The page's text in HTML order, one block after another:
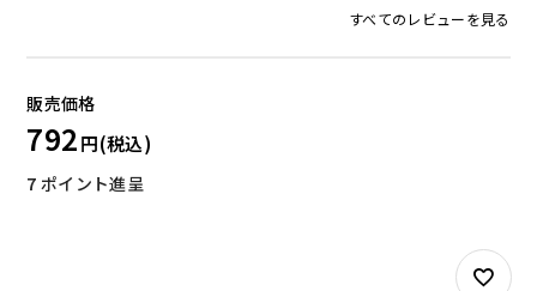
すべてのレビューを見る
792
7 ポイント進呈